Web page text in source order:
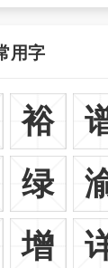
用字
裕
绿
增